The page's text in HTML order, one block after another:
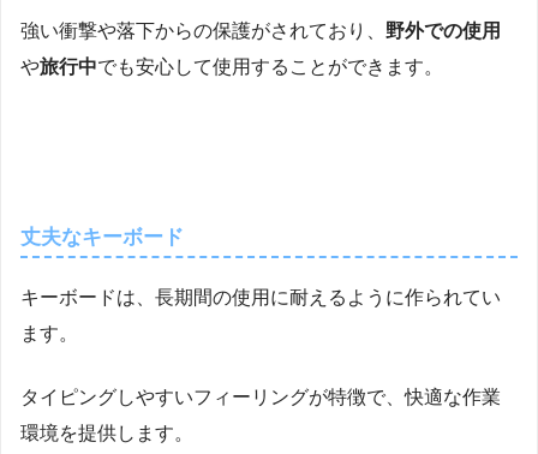
強い衝撃や落下からの保護がされており、 野外での使用
や旅行中でも安心して使用することができます。
丈夫なキーボード
キーボードは、長期間の使用に耐えるように作られてい
ます。
タイピングしやすいフィーリングが特徴で、快適な作業
環境を提供します。